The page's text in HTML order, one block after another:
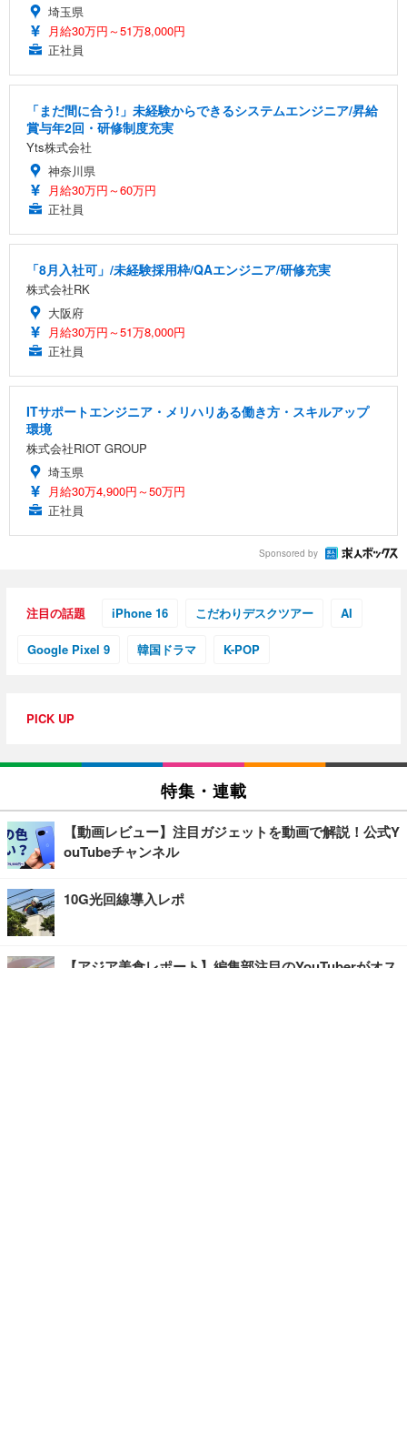
埼玉県
月給30万円～51万8,000円
正社員
「まだ間に合う!」未経験からできるシステムエンジニア/昇給
賞与年2回・研修制度充実
Yts株式会社
神奈川県
月給30万円～60万円
正社員
「8月入社可」/未経験採用枠/QAエンジニア/研修充実
株式会社RK
大阪府
月給30万円～51万8,000円
正社員
ITサポートエンジニア・メリハリある働き方・スキルアップ
環境
株式会社RIOT GROUP
埼玉県
月給30万4,900円～50万円
正社員
Sponsored by
注目の話題 iPhone 16 こだわりデスクツアー AI
Google Pixel 9 韓国ドラマ K-POP
PICK UP
特集・連載
【動画レビュー】注目ガジェットを動画で解説！公式Y
ouTubeチャンネル
10G光回線導入レポ
【アジア美食レポート】編集部注目のYouTuberがオス